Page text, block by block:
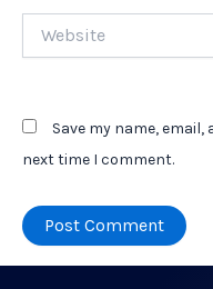
Save my name,
next time I comment.